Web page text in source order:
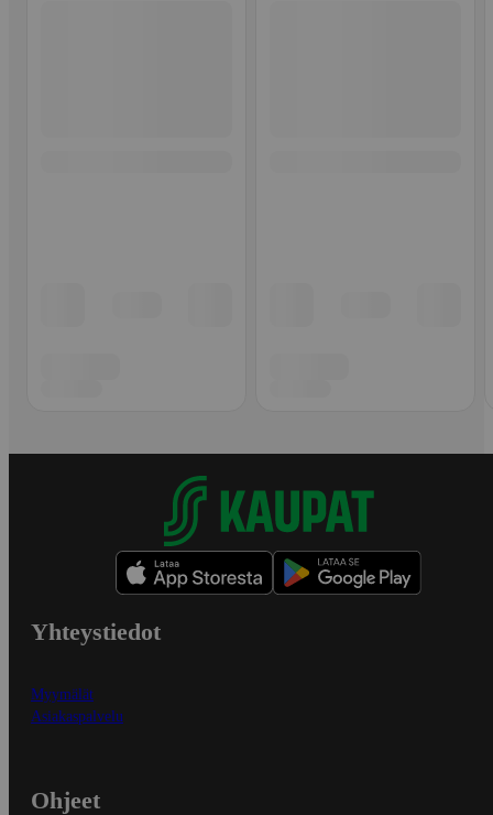
Yhteystiedot
Myymälät
Asiakaspalvelu
Ohjeet